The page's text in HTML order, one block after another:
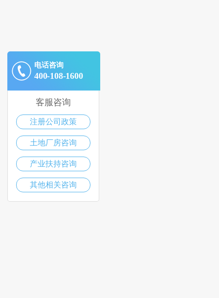
电话咨询
400-108-1600
客服咨询
注册公司政策
土地厂房咨询
产业扶持咨询
其他相关咨询